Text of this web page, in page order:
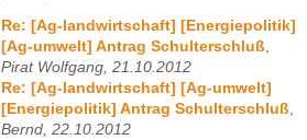
Re: [Ag-landwirtschaft] [Energiepolitik]
[Ag-umwelt] Antrag Schulterschluß,
Pirat Wolfgang, 21.10.2012
Re: [Ag-landwirtschaft] [Ag-umwelt]
[Energiepolitik] Antrag Schulterschluß,
Bernd, 22.10.2012